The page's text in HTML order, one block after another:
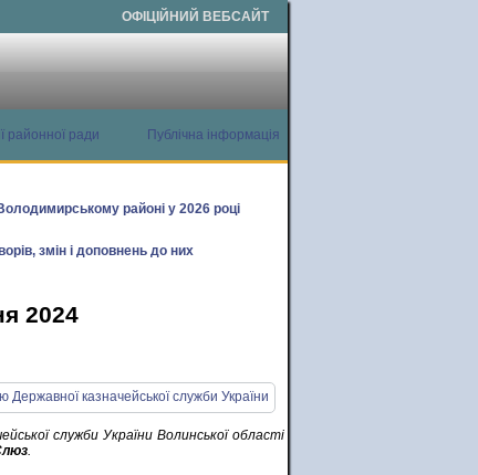
ОФІЦІЙНИЙ ВЕБСАЙТ
районної ради
Публічна інформація
районі у 2026 році
змін і доповнень до них
2024
служби України Волинської області
.